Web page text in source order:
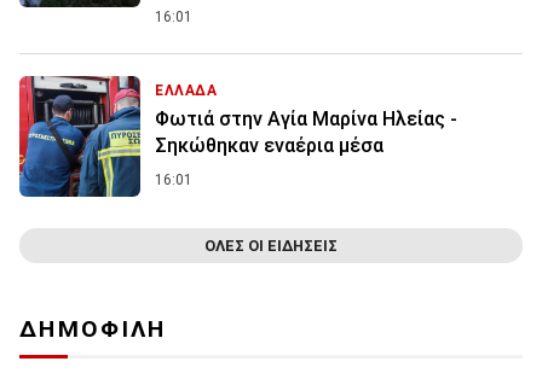
16:01
ΕΛΛΑΔΑ
Φωτιά στην Aγία Μαρίνα Ηλείας -
Σηκώθηκαν εναέρια μέσα
16:01
ΟΛΕΣ ΟΙ ΕΙΔΗΣΕΙΣ
ΔΗΜΟΦΙΛΗ